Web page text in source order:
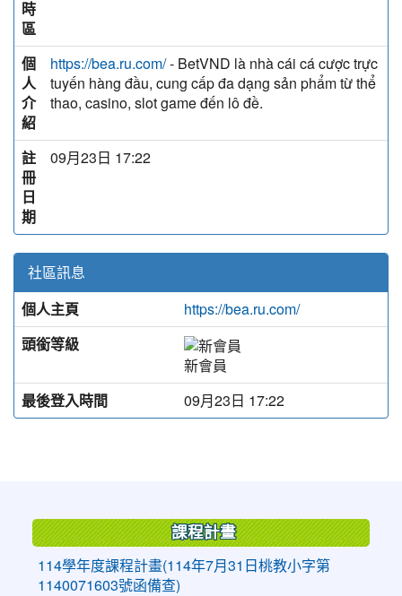
時
區
個
人
介
紹
https://bea.ru.com/- BetVND là nhà cái cá cược trực
tuyến hàng đầu, cung cấp đa dạng sản phẩm từ thể
thao, casino, slot game đến lô đề.
註
冊
日
期
09月23日 17:22
社區訊息
個人主頁
https://bea.ru.com/
頭銜等級
新會員
最後登入時間
09月23日 17:22
課程計畫
114學年度課程計畫(114年7月31日桃教小字第
1140071603號函備查)